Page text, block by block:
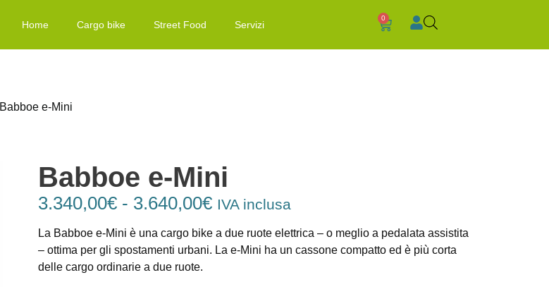
Home Cargo bike Street Food Servizi
0
Babboe e-Mini
Babboe e-Mini
3.340,00€ - 3.640,00€ IVA inclusa
La Babboe e-Mini è una cargo bike a due ruote elettrica – o meglio a pedalata assistita
– ottima per gli spostamenti urbani. La e-Mini ha un cassone compatto ed è più corta
delle cargo ordinarie a due ruote.